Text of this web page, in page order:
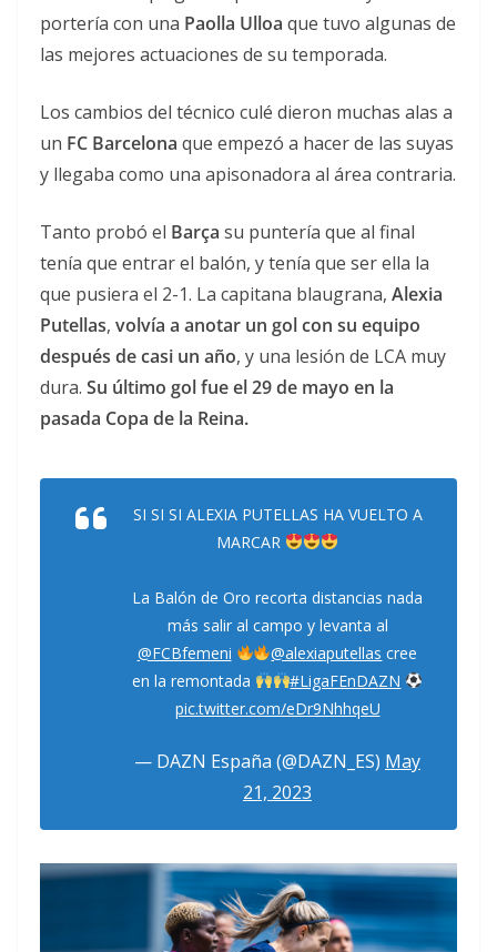
portería con una Paolla Ulloa que tuvo algunas de
las mejores actuaciones de su temporada.
Los cambios del técnico culé dieron muchas alas a
un FC Barcelona que empezó a hacer de las suyas
y llegaba como una apisonadora al área contraria.
Tanto probó el Barça su puntería que al final
tenía que entrar el balón, y tenía que ser ella la
que pusiera el 2-1. La capitana blaugrana, Alexia
Putellas, volvía a anotar un gol con su equipo
después de casi un año, y una lesión de LCA muy
dura. Su último gol fue el 29 de mayo en la
pasada Copa de la Reina.
SI SI SI ALEXIA PUTELLAS HA VUELTO A
MARCAR
La Balón de Oro recorta distancias nada
más salir al campo y levanta al
@FCBfemeni
@alexiaputellas cree
en la remontada
#LigaFEnDAZN
pic.twitter.com/eDr9NhhqeU
— DAZN España (@DAZN_ES) May
21, 2023